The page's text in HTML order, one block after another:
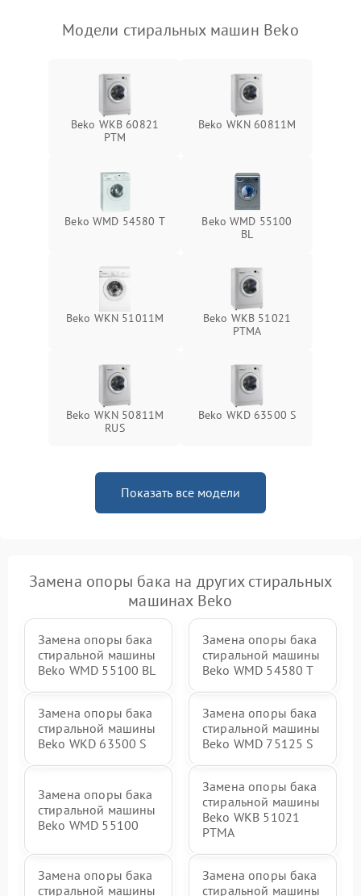
Модели стиральных машин Beko
Beko WKB 60821
PTМ
Beko WKN 60811M
Beko WMD 54580 T
Beko WMD 55100
BL
Beko WKN 51011M
Beko WKB 51021
PTМА
Beko WKN 50811M
RUS
Beko WKD 63500 S
Показать все модели
Замена опоры бака на других стиральных
машинах Beko
Замена опоры бака
стиральной машины
Beko WMD 55100 BL
Замена опоры бака
стиральной машины
Beko WMD 54580 T
Замена опоры бака
стиральной машины
Beko WKD 63500 S
Замена опоры бака
стиральной машины
Beko WMD 75125 S
Замена опоры бака
стиральной машины
Beko WMD 55100
Замена опоры бака
стиральной машины
Beko WKB 51021
PTМА
Замена опоры бака
стиральной машины
Замена опоры бака
стиральной машины